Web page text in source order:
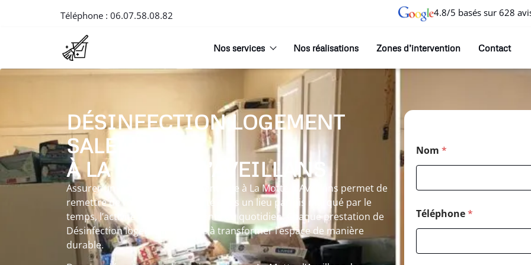
Téléphone : 06.07.58.08.82 4.8/5 basés sur 628
Nos services Nos réalisations Zones d’intervention Contact
DÉSINFECTION LOGEMENT
SALE
À LA MOTTE-D’AVEILLANS
Assurer un Désinfection logement sale à La Motte-d’Aveillans permet de
remettre de l’ordre et de la clarté dans un lieu parfois marqué par le
temps, l’activité ou les événements du quotidien. Chaque prestation de
Désinfection logement sale vise à transformer l’espace de manière
durable.
Nom *
Téléphone*